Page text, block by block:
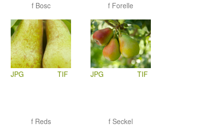
f Bosc
JPG TIF
f Forelle
JPG TIF
f Reds f Seckel